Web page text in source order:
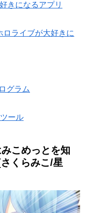
きになるアプリ
ライブが大好きに
グラム
ール
こめっとを知
くらみこ/星